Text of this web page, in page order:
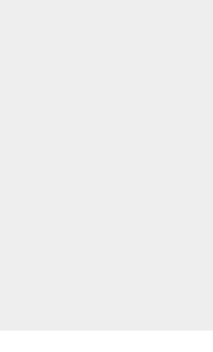
бывшей